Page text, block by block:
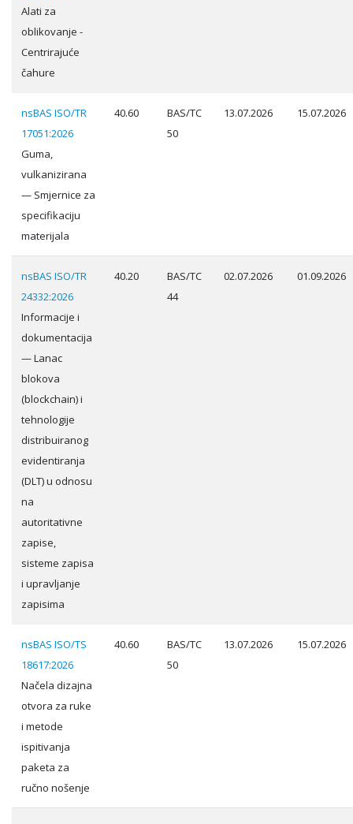
Alati za
oblikovanje -
Centrirajuće
čahure
nsBAS ISO/TR
17051:2026
Guma,
vulkanizirana
— Smjernice za
specifikaciju
materijala
40.60
BAS/TC
50
13.07.2026 15.07.2026
nsBAS ISO/TR
24332:2026
Informacije i
dokumentacija
— Lanac
blokova
(blockchain) i
tehnologije
distribuiranog
evidentiranja
(DLT) u odnosu
na
autoritativne
zapise,
sisteme zapisa
i upravljanje
zapisima
40.20
BAS/TC
44
02.07.2026 01.09.2026
nsBAS ISO/TS
18617:2026
Načela dizajna
otvora za ruke
i metode
ispitivanja
paketa za
ručno nošenje
40.60
BAS/TC
50
13.07.2026 15.07.2026